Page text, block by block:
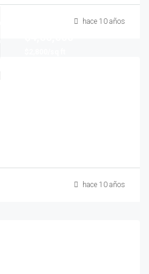
hace 10 años
hace 10 años